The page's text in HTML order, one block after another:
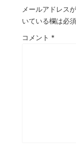
メールアドレス
いている欄は必
コメント *